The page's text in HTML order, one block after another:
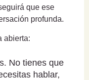
que ese
profunda.
abierta:
No tienes que
hablar,